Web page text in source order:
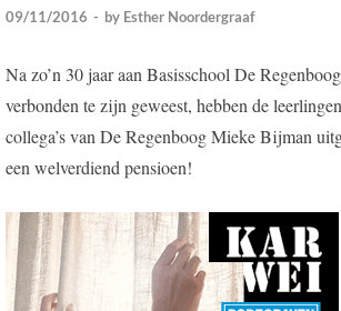
09/11/2016 - by Esther Noordergraaf
Na zo’n 30 jaar aan Basisschool De
verbonden te zijn geweest, hebben de
collega’s van De Regenboog Mieke Bijman
een welverdiend pensioen!